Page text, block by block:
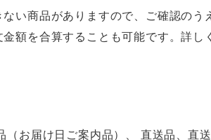
い商品がありますので、ご確認のう
額を合算することも可能です。詳し
お届け日ご案内品）、 直送品、直